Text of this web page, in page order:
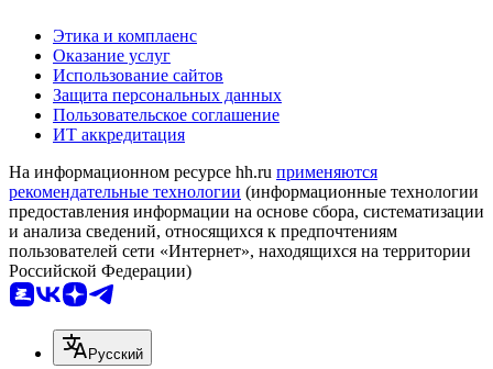
Этика и комплаенс
Оказание услуг
Использование сайтов
Защита персональных данных
Пользовательское соглашение
ИТ аккредитация
На информационном ресурсе hh.ru применяются
рекомендательные технологии (информационные технологии
предоставления информации на основе сбора, систематизации
и анализа сведений, относящихся к предпочтениям
пользователей сети «Интернет», находящихся на территории
Российской Федерации)
Русский